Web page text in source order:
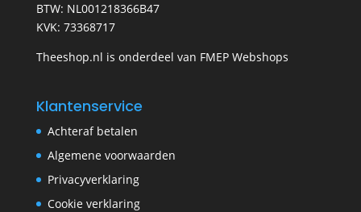
BTW: NL001218366B47
KVK: 73368717
Theeshop.nl is onderdeel van FMEP Webshops
Klantenservice
Achteraf betalen
Algemene voorwaarden
Privacyverklaring
Cookie verklaring